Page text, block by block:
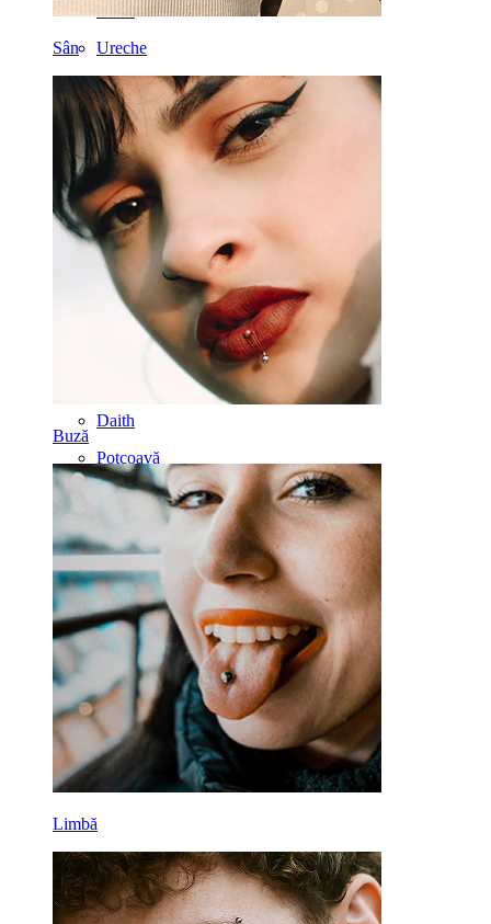
Sân
Buză
Limbă
Helix
Ureche
Sept
Aur 14 ct
Clip-on
Labret
Limbă
Nas
Tragus
Daith
Potcoavă
Cercel
Banana
Lobul urechii